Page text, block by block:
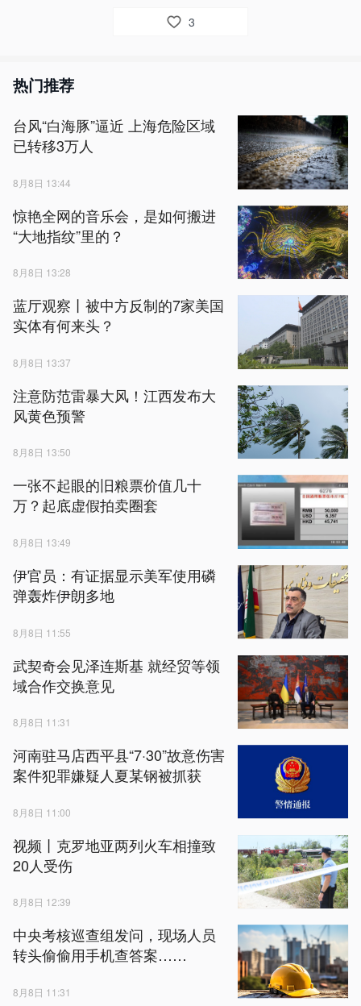
3
热门推荐
台风“白海豚”逼近 上海危险区域
已转移3万人
8月8日 13:44
惊艳全网的音乐会，是如何搬进
“大地指纹”里的？
8月8日 13:28
蓝厅观察丨被中方反制的7家美国
实体有何来头？
8月8日 13:37
注意防范雷暴大风！江西发布大
风黄色预警
8月8日 13:50
一张不起眼的旧粮票价值几十
万？起底虚假拍卖圈套
8月8日 13:49
伊官员：有证据显示美军使用磷
弹轰炸伊朗多地
8月8日 11:55
武契奇会见泽连斯基 就经贸等领
域合作交换意见
8月8日 11:31
河南驻马店西平县“7·30”故意伤害
案件犯罪嫌疑人夏某钢被抓获
8月8日 11:00
视频丨克罗地亚两列火车相撞致
20人受伤
8月8日 12:39
中央考核巡查组发问，现场人员
转头偷偷用手机查答案……
8月8日 11:31